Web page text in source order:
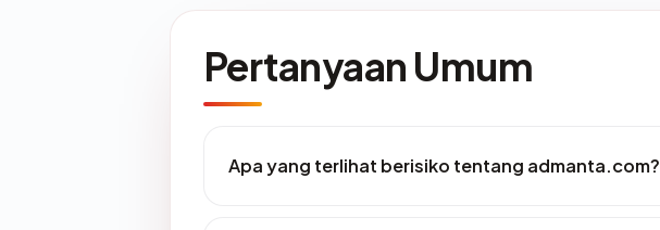
Pertanyaan Umum
Apa yang terlihat berisiko tentang admanta.com?